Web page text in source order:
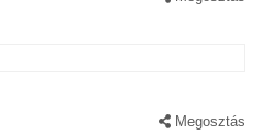
Megosztás